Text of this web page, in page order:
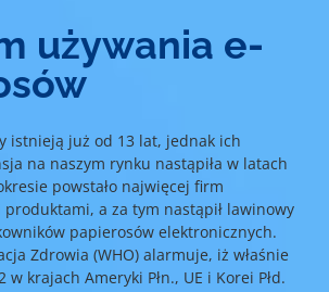
używania e-
istnieją już od 13 lat, jednak ich
na naszym rynku nastąpiła w latach
powstało najwięcej firm
a za tym nastąpił lawinowy
papierosów elektronicznych.
Zdrowia (WHO) alarmuje, iż właśnie
w krajach Ameryki Płn., UE i Korei Płd.